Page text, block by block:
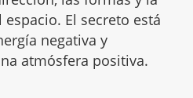
El secreto está
negativa y
atmósfera positiva.